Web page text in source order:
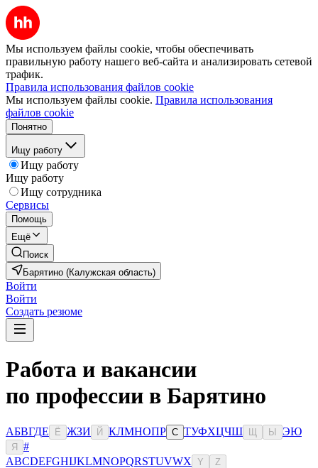
Мы используем файлы cookie, чтобы обеспечивать
правильную работу нашего веб-сайта и анализировать сетевой
трафик.
Правила использования файлов cookie
Мы используем файлы cookie. Правила использования
файлов cookie
Понятно
Ищу работу
Ищу работу
Ищу работу
Ищу сотрудника
Сервисы
Помощь
Ещё
Поиск
Барятино (Калужская область)
Войти
Войти
Создать резюме
Работа и вакансии
по профессии в Барятино
АБВГДЕ Ё ЖЗИ Й КЛМНОПР С ТУФХЦЧШ Ы ЭЮ
Я
#
ABCDEFGHIJKLMNOPQRSTUVWX Y Z